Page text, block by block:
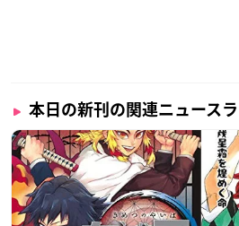
本日の新刊の関連ニュース